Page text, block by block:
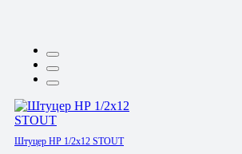
Штуцер НР 1/2х12 STOUT